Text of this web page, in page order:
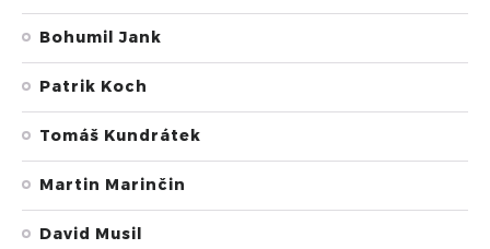
Bohumil Jank
Patrik Koch
Tomáš Kundrátek
Martin Marinčin
David Musil